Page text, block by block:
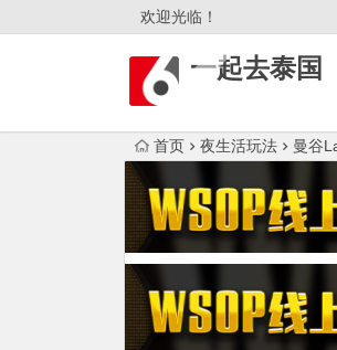
欢迎光临！
一起去泰国
首页 夜生活玩法 曼谷